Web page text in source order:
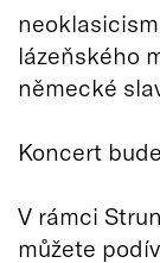
lázeňského
německé
Koncert
V rámci
můžete